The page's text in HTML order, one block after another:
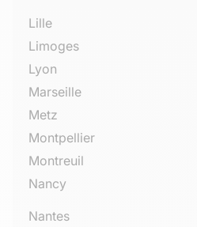
Lille
Limoges
Lyon
Marseille
Metz
Montpellier
Montreuil
Nancy
Nantes